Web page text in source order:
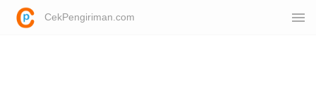
CekPengiriman.com